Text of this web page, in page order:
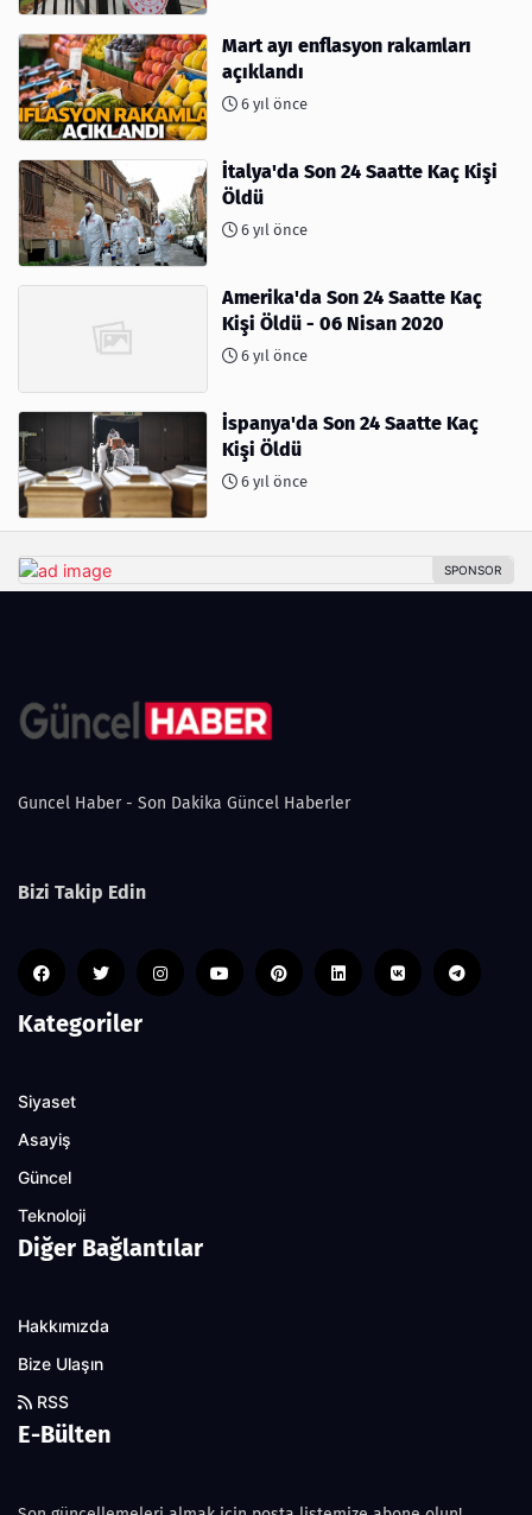
Mart ayı enflasyon rakamları
açıklandı
6 yıl önce
İtalya'da Son 24 Saatte Kaç Kişi
Öldü
6 yıl önce
Amerika'da Son 24 Saatte Kaç
Kişi Öldü - 06 Nisan 2020
6 yıl önce
İspanya'da Son 24 Saatte Kaç
Kişi Öldü
6 yıl önce
Guncel Haber - Son Dakika Güncel Haberler
Bizi Takip Edin
Kategoriler
Siyaset
Asayiş
Güncel
Teknoloji
Diğer Bağlantılar
Hakkımızda
Bize Ulaşın
RSS
E-Bülten